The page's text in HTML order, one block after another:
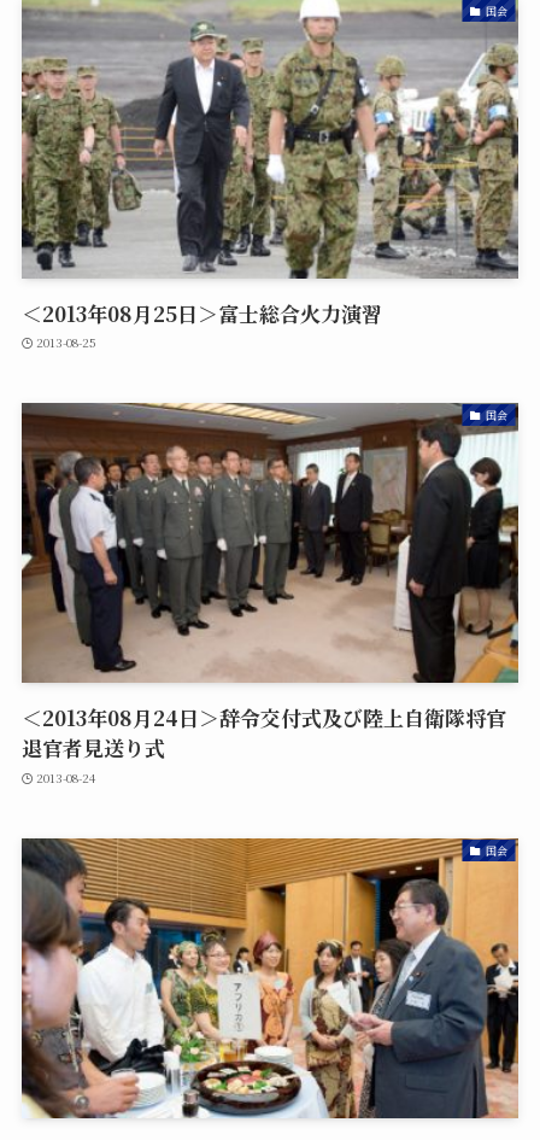
国会
＜2013年08月25日＞富士総合火力演習
2013-08-25
国会
＜2013年08月24日＞辞令交付式及び陸上自衛隊将官
退官者見送り式
2013-08-24
国会